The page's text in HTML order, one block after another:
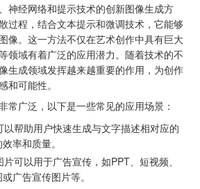
神经网络和提示技术的创新图像生成方
过程，结合文本提示和微调技术，它能够
像。这一方法不仅在艺术创作中具有巨大
领域有着广泛的应用潜力。随着技术的不
生成领域发挥越来越重要的作用，为创作
和可能性。
常广泛，以下是一些常见的应用场景：
以帮助用户快速生成与文字描述相对应的
率和质量。
可以用于广告宣传，如PPT、短视频、
广告宣传图片等。